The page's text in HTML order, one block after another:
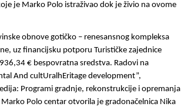
je Marko Polo istraživao dok je živio na ovome
obnove gotičko – renesansnog kompleksa
uz financijsku potporu Turističke zajednice
€ bespovratna sredstva. Radovi na
And cultUralhEritage development”,
Programi gradnje, rekonstrukcije i opremanja
Polo centar otvorila je gradonačelnica Nika